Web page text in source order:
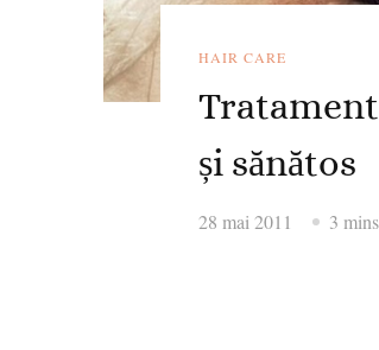
HAIR CARE
și sănătos
28 mai 2011 3